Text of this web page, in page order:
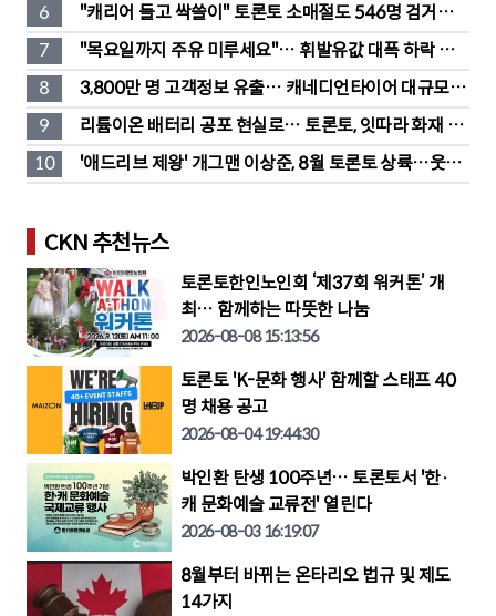
6
"캐리어 들고 싹쓸이" 토론토 소매절도 546명 검거…
훔친 물건 재유통
7
"목요일까지 주유 미루세요"… 휘발유값 대폭 하락 예
고
8
3,800만 명 고객정보 유출… 캐네디언타이어 대규모 집
단소송 직면
9
리튬이온 배터리 공포 현실로… 토론토, 잇따라 화재 발
생
10
'애드리브 제왕' 개그맨 이상준, 8월 토론토 상륙…웃음
폭탄 예고
CKN 추천뉴스
토론토한인노인회 ‘제37회 워커톤’ 개
최… 함께하는 따뜻한 나눔
2026-08-08 15:13:56
토론토 'K-문화 행사' 함께할 스태프 40
명 채용 공고
2026-08-04 19:44:30
박인환 탄생 100주년… 토론토서 '한·
캐 문화예술 교류전' 열린다
2026-08-03 16:19:07
8월부터 바뀌는 온타리오 법규 및 제도
14가지